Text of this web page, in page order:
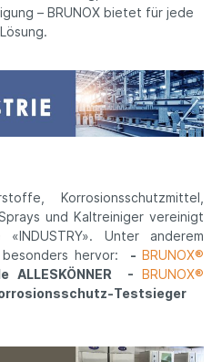
– BRUNOX bietet für jede
Korrosionsschutzmittel,
und Kaltreiniger vereinigt
Unter anderem
hervor:
- BRUNOX®
ALLESKÖNNER -BRUNOX®
Testsieger